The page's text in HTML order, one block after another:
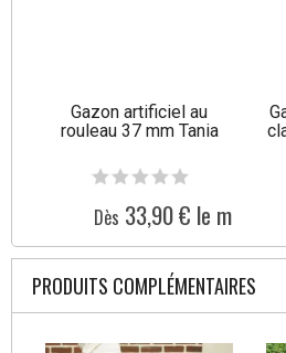
Gazon artificiel au
rouleau 37 mm Tania
Dès 33,90 € le m²
PRODUITS COMPLÉMENTAIRES